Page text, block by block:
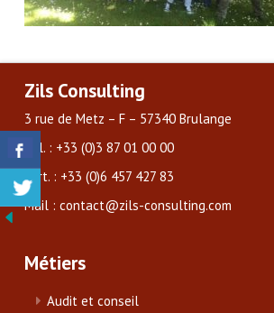
Zils Consulting
3 rue de Metz – F – 57340 Brulange
Tél. : +33 (0)3 87 01 00 00
Port. : +33 (0)6 457 427 83
Mail : contact@zils-consulting.com
Métiers
Audit et conseil